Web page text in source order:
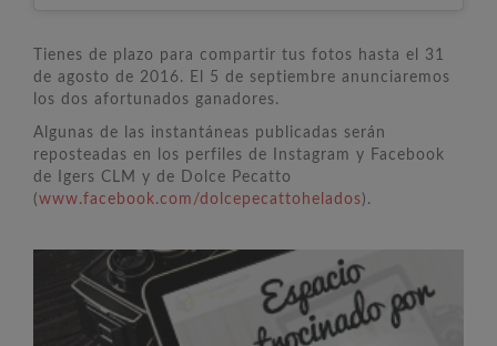
Tienes de plazo para compartir tus fotos hasta el 31
de agosto de 2016. El 5 de septiembre anunciaremos
los dos afortunados ganadores.
Algunas de las instantáneas publicadas serán
reposteadas en los perfiles de Instagram y Facebook
de Igers CLM y de Dolce Pecatto
(www.facebook.com/dolcepecattohelados).